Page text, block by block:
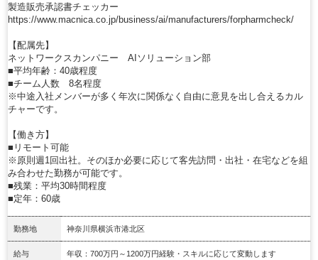
製造販売承認書チェッカー
https://www.macnica.co.jp/business/ai/manufacturers/forpharmcheck/
【配属先】
ネットワークスカンパニー AIソリューション部
■平均年齢：40歳程度
■チーム人数 8名程度
※中途入社メンバーが多く年次に関係なく自由に意見を出し合えるカル
チャーです。
【働き方】
■リモート可能
※原則週1回出社。そのほか必要に応じて客先訪問・出社・在宅などを組
み合わせた勤務が可能です。
■残業：平均30時間程度
■定年：60歳
勤務地 神奈川県横浜市港北区
給与 年収：700万円～1200万円経験・スキルに応じて変動します